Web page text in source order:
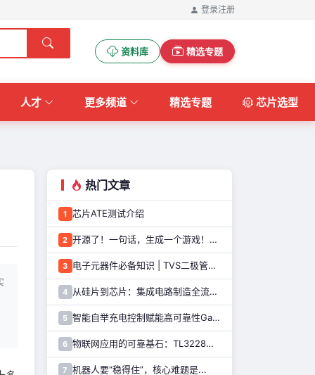
登录注册
资料库 精选专题
人才 更多频道 精选专题 芯片选型
热门文章
1 芯片ATE测试介绍
2 开源了！一句话，生成一个游戏！这个AI游戏机，太好玩了
3 电子元器件必备知识 | TVS二极管的定义、原理、类型和应用优势
4 从硅片到芯片：集成电路制造全流程解析
5 智能自举充电控制赋能高可靠性GaN驱动，纳芯微推出110V半桥驱动芯片NSD2123
6 物联网应用的可靠基石：TL3228内置的硬件安全模块（HSM）详解
7 机器人要“稳得住”，核心难题是...